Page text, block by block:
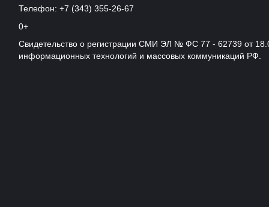
Телефон: +7 (343) 355-26-67
0+
Свидетельство о регистрации СМИ ЭЛ № ФС 77 - 62739 от
информационных технологий и массовых коммуникаций РФ.